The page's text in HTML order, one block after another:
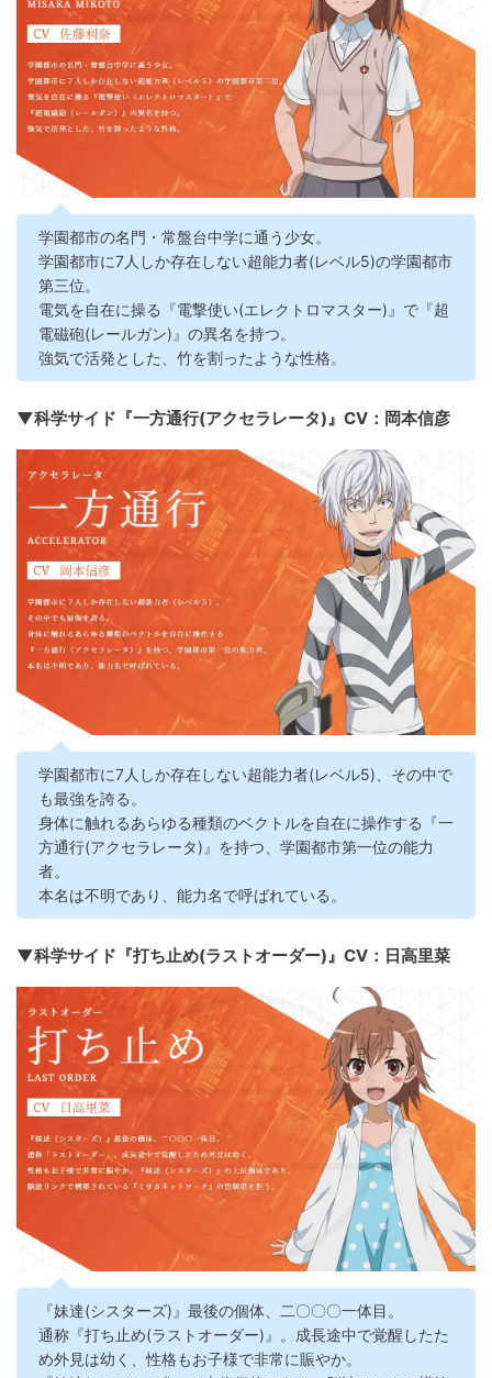
学園都市の名門・常盤台中学に通う少女。
学園都市に7人しか存在しない超能力者(レベル5)の学園都市
第三位。
電気を自在に操る『電撃使い(エレクトロマスター)』で『超
電磁砲(レールガン)』の異名を持つ。
強気で活発とした、竹を割ったような性格。
▼科学サイド『一方通行(アクセラレータ)』CV：岡本信彦
学園都市に7人しか存在しない超能力者(レベル5)、その中で
も最強を誇る。
身体に触れるあらゆる種類のベクトルを自在に操作する『一
方通行(アクセラレータ)』を持つ、学園都市第一位の能力
者。
本名は不明であり、能力名で呼ばれている。
▼科学サイド『打ち止め(ラストオーダー)』CV：日高里菜
『妹達(シスターズ)』最後の個体、二〇〇〇一体目。
通称『打ち止め(ラストオーダー)』。成長途中で覚醒したた
め外見は幼く、性格もお子様で非常に賑やか。